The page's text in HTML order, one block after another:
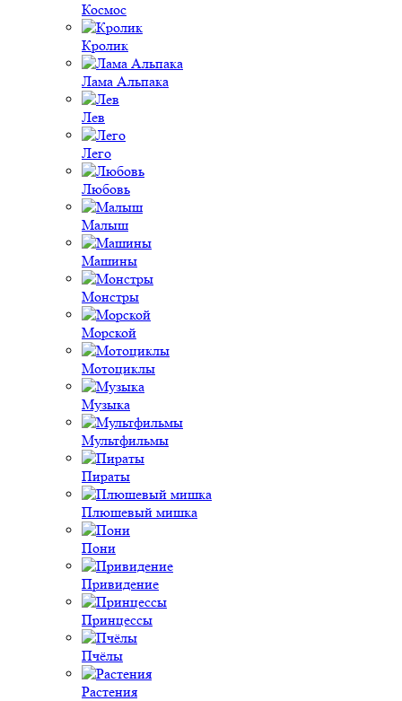
Космос
Кролик
Лама Альпака
Лев
Лего
Любовь
Малыш
Машины
Монстры
Морской
Мотоциклы
Музыка
Мультфильмы
Пираты
Плюшевый мишка
Пони
Привидение
Принцессы
Пчёлы
Растения